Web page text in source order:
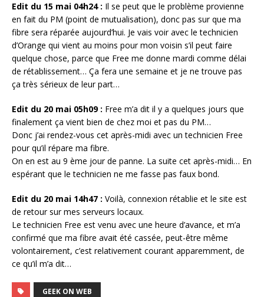
Edit du 15 mai 04h24 : Il se peut que le problème provienne
en fait du PM (point de mutualisation), donc pas sur que ma
fibre sera réparée aujourd’hui. Je vais voir avec le technicien
d’Orange qui vient au moins pour mon voisin s’il peut faire
quelque chose, parce que Free me donne mardi comme délai
de rétablissement… Ça fera une semaine et je ne trouve pas
ça très sérieux de leur part…
Edit du 20 mai 05h09 : Free m’a dit il y a quelques jours que
finalement ça vient bien de chez moi et pas du PM…
Donc j’ai rendez-vous cet après-midi avec un technicien Free
pour qu’il répare ma fibre.
On en est au 9 ème jour de panne. La suite cet après-midi… En
espérant que le technicien ne me fasse pas faux bond.
Edit du 20 mai 14h47 : Voilà, connexion rétablie et le site est
de retour sur mes serveurs locaux.
Le technicien Free est venu avec une heure d’avance, et m’a
confirmé que ma fibre avait été cassée, peut-être même
volontairement, c’est relativement courant apparemment, de
ce qu’il m’a dit…
GEEK ON WEB